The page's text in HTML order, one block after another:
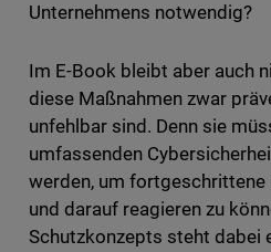
Unternehmens notwendig?
Im E-Book bleibt aber auch
diese Maßnahmen zwar
unfehlbar sind. Denn sie
umfassenden
werden, um fortgeschrittene
und darauf reagieren zu
Schutzkonzepts steht dabei